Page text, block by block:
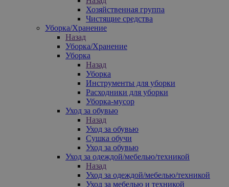
Хозяйственная группа
Чистящие средства
Уборка/Хранение
Назад
Уборка/Хранение
Уборка
Назад
Уборка
Инструменты для уборки
Расходники для уборки
Уборка-мусор
Уход за обувью
Назад
Уход за обувью
Сушка обучи
Уход за обувью
Уход за одеждой/мебелью/техникой
Назад
Уход за одеждой/мебелью/техникой
Уход за мебелью и техникой